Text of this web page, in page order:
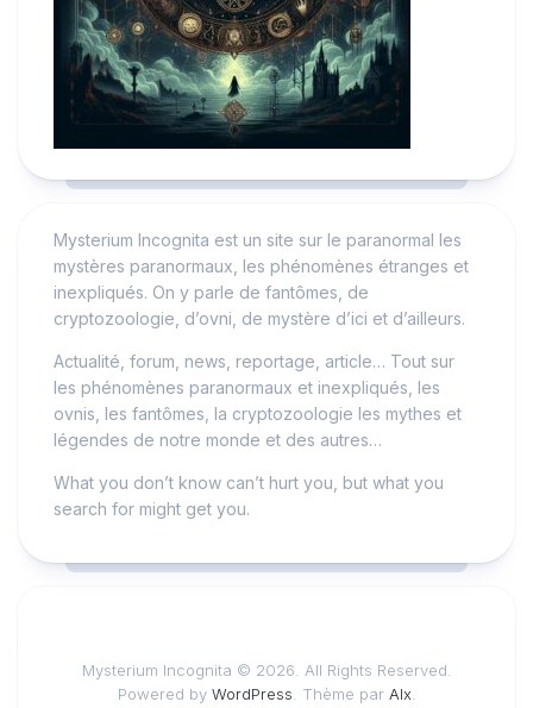
Mysterium Incognita est un site sur le paranormal les
mystères paranormaux, les phénomènes étranges et
inexpliqués. On y parle de fantômes, de
cryptozoologie, d’ovni, de mystère d’ici et d’ailleurs.
Actualité, forum, news, reportage, article… Tout sur
les phénomènes paranormaux et inexpliqués, les
ovnis, les fantômes, la cryptozoologie les mythes et
légendes de notre monde et des autres…
What you don’t know can’t hurt you, but what you
search for might get you.
Mysterium Incognita © 2026. All Rights Reserved.
Powered by WordPress . Thème par Alx